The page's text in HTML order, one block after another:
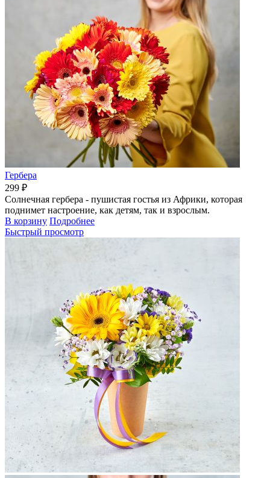
Гербера
299 ₽
Солнечная гербера - пушистая гостья из Африки, которая
поднимет настроение, как детям, так и взрослым.
В корзину Подробнее
Быстрый просмотр